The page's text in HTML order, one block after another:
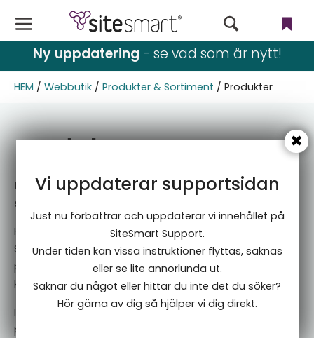
Webbutik
CMS
Filer
Nyhetsbrev
Blogg & event
Inställningar
Ny uppdatering - se vad som är nytt!
HEM / Webbutik / Produkter & Sortiment / Produkter
Produkter
Instruktioner för att skapa och hantera produkter,
samt uppdatera innehåll som visas i webbutiken.
Här hittar du instruktioner för allt som rör produkter i
SiteSmart. Produkterna är grunden i din webbutik och
påverkar både hur sortimentet presenteras och hur
köpprocessen fungerar för kunden.
I instruktionerna får du stöd för att skapa nya
produkter, redigera befintliga och återanvända
Vi uppdaterar supportsidan
Just nu förbättrar och uppdaterar vi innehållet på
SiteSmart Support.
Under tiden kan vissa instruktioner flyttas, saknas
eller se lite annorlunda ut.
Saknar du något eller hittar du inte det du söker?
Hör gärna av dig så hjälper vi dig direkt.